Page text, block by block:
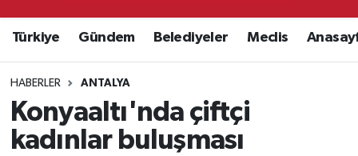
Türkiye Gündem Belediyeler Meclis
HABERLER ANTALYA
Konyaaltı'nda çiftçi
kadınlar buluşması
Süper Lig Puan Durumu ve Fikstür
Tüm Manşetler
Son Dakika Haberleri